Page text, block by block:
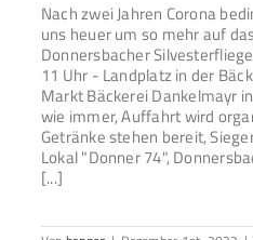
Nach zwei Jahren Corona
uns heuer um so mehr auf
Donnersbacher
11 Uhr - Landplatz in der
Markt Bäckerei Dankelmayr
wie immer, Auffahrt wird
Getränke stehen bereit,
Lokal "Donner 74",
[...]